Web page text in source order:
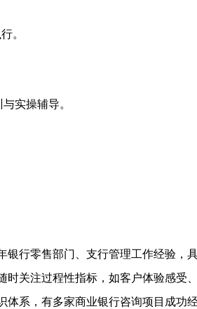
。
实操辅导。
行零售部门、支行管理工作经验，
关注过程性指标，如客户体验感受
系，有多家商业银行咨询项目成功